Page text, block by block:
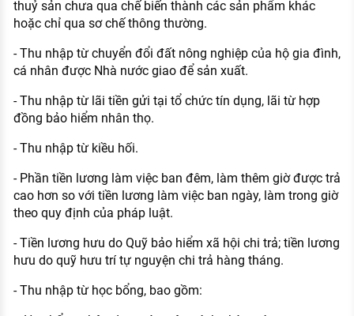
thuỷ sản chưa qua chế biến thành các sản phẩm khác
hoặc chỉ qua sơ chế thông thường.
- Thu nhập từ chuyển đổi đất nông nghiệp của hộ gia đình,
cá nhân được Nhà nước giao để sản xuất.
- Thu nhập từ lãi tiền gửi tại tổ chức tín dụng, lãi từ hợp
đồng bảo hiểm nhân thọ.
- Thu nhập từ kiều hối.
- Phần tiền lương làm việc ban đêm, làm thêm giờ được trả
cao hơn so với tiền lương làm việc ban ngày, làm trong giờ
theo quy định của pháp luật.
- Tiền lương hưu do Quỹ bảo hiểm xã hội chi trả; tiền lương
hưu do quỹ hưu trí tự nguyện chi trả hàng tháng.
- Thu nhập từ học bổng, bao gồm: